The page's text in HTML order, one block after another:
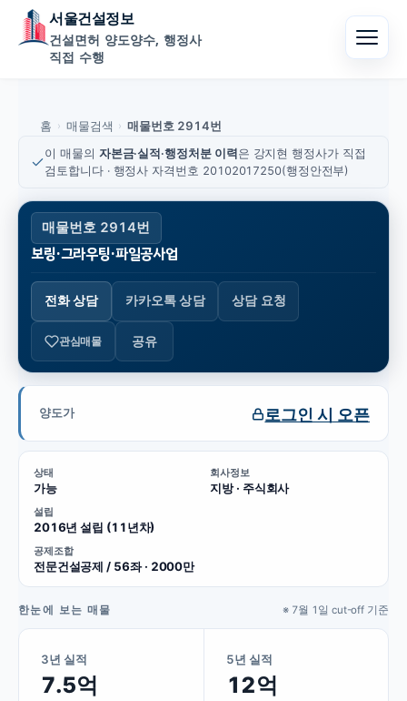
서울건설정보
건설면허 양도양수, 행정사
직접 수행
홈 › 매물검색 › 매물번호 2914번
이 매물의 자본금·실적·행정처분 이력 은 강지현 행정사가 직접
검토합니다 · 행정사 자격번호 20102017250(행정안전부)
매물번호 2914번
보링·그라우팅·파일공사업
전화 상담 카카오톡 상담 상담 요청
관심매물 공유
양도가 로그인 시 오픈
상태
가능
회사정보
지방 · 주식회사
설립
2016년 설립 (11년차)
공제조합
전문건설공제 / 56좌 · 2000만
한눈에 보는 매물 ※ 7월 1일 cut-off 기준
3년 실적
7.5억
5년 실적
12억